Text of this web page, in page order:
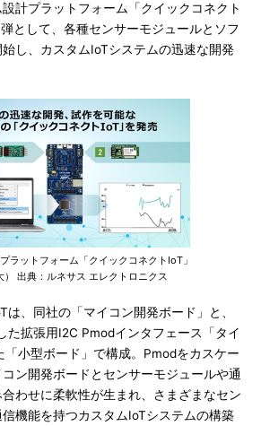
計プラットフォーム「クイックコネクト
として、各種センサーモジュールとソフ
始し、カスタムIoTシステムの迅速な開発
ラットフォーム「クイックコネクトIoT」
） 出典：ルネサス エレクトロニクス
、同社の「マイコン開発ボード」と、
た拡張用I2C Pmodインタフェース「タイ
「小型ボード」で構成。Pmodをカスケー
ン開発ボードとセンサーモジュールや通
わせに柔軟性が生まれ、さまざまなセン
機能を持つカスタムIoTシステムの構築